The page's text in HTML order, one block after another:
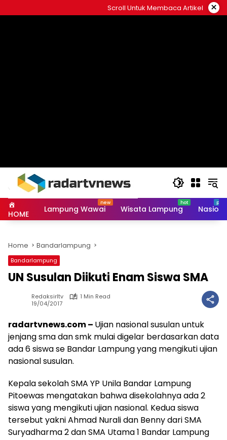
to
Scroll Untuk Membaca Artikel ×
HOME Lampung Wawai Wisata Lampung
Home Bandarlampung
Bandarlampung
UN Susulan Diikuti Enam Siswa SMA
Redaksirltv
1 Min Read
19/04/2017
radartvnews.com – Ujian nasional susulan untuk
jenjang sma dan smk mulai digelar berdasarkan data
ada 6 siswa se Bandar Lampung yang mengikuti ujian
nasional susulan.
Kepala sekolah SMA YP Unila Bandar Lampung
Pitoewas mengatakan bahwa disekolahnya ada 2
siswa yang mengikuti ujian nasional. Kedua siswa
tersebut yakni Ahmad Nurali dan Benny dari SMA
Suryadharma 2 dan SMA Utama 1 Bandar Lampung